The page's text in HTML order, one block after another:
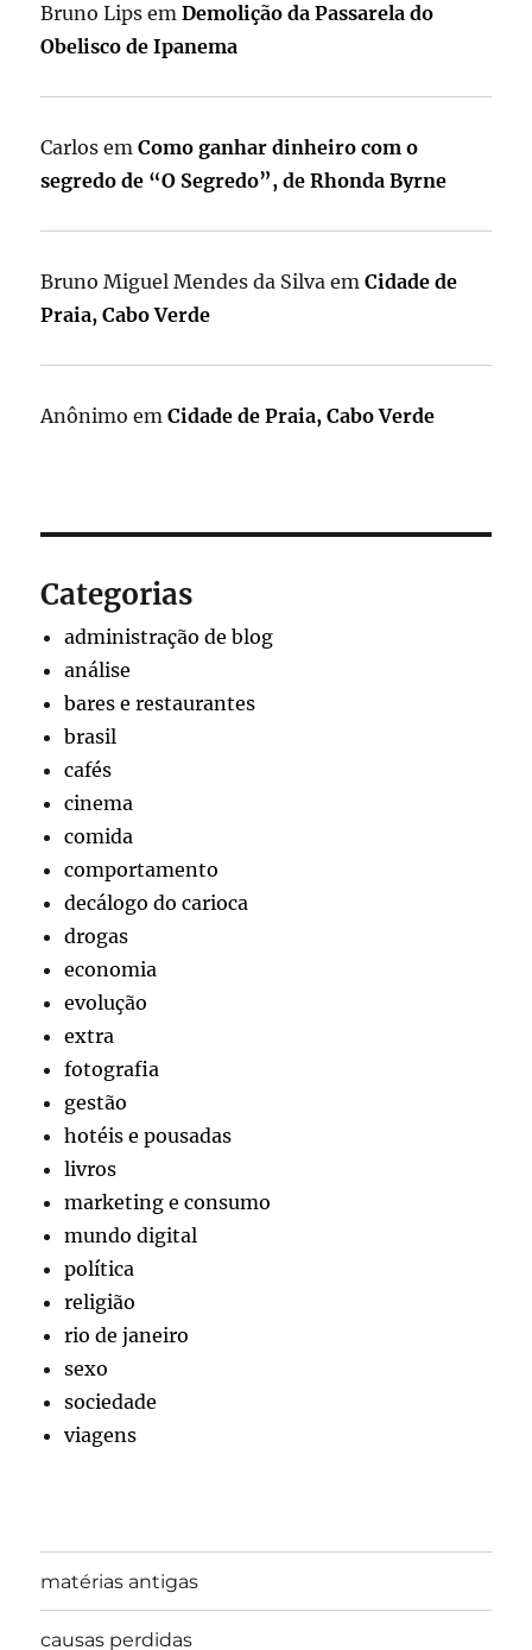
Bruno Lips emDemolição da Passarela do
Obelisco de Ipanema
Carlos emComo ganhar dinheiro com o
segredo de “O Segredo”, de Rhonda Byrne
Bruno Miguel Mendes da Silva emCidade de
Praia, Cabo Verde
Anônimo emCidade de Praia, Cabo Verde
Categorias
administração de blog
análise
bares e restaurantes
brasil
cafés
cinema
comida
comportamento
decálogo do carioca
drogas
economia
evolução
extra
fotografia
gestão
hotéis e pousadas
livros
marketing e consumo
mundo digital
política
religião
rio de janeiro
sexo
sociedade
viagens
matérias antigas
causas perdidas